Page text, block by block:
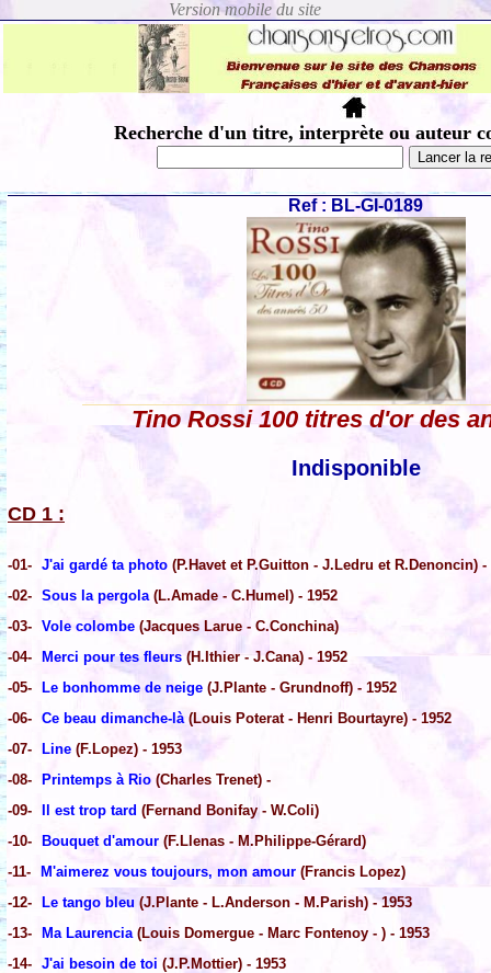
Recherche d'un titre, interprète ou auteur
Ref : BL-GI-0189
Tino Rossi 100 titres d'or des
Indisponible
CD 1 :
-01- J'ai gardé ta photo (P.Havet et P.Guitton - J.Ledru et R.Denoncin) -
-02- Sous la pergola (L.Amade - C.Humel) - 1952
-03- Vole colombe (Jacques Larue - C.Conchina)
-04-
Merci pour tes fleurs (H.Ithier - J.Cana) - 1952
-05-
Le bonhomme de neige (J.Plante - Grundnoff) - 1952
-06- Ce beau dimanche-là (Louis Poterat - Henri Bourtayre) - 1952
-07-
Line (F.Lopez) - 1953
-08-
Printemps à Rio (Charles Trenet) -
-09-
Il est trop tard (Fernand Bonifay - W.Coli)
-10-
Bouquet d'amour (F.Llenas - M.Philippe-Gérard)
-11-
M'aimerez vous toujours, mon amour (Francis Lopez)
-12-
Le tango bleu (J.Plante - L.Anderson - M.Parish) - 1953
-13-
Ma Laurencia (Louis Domergue - Marc Fontenoy - ) - 1953
-14- J'ai besoin de toi (J.P.Mottier) - 1953